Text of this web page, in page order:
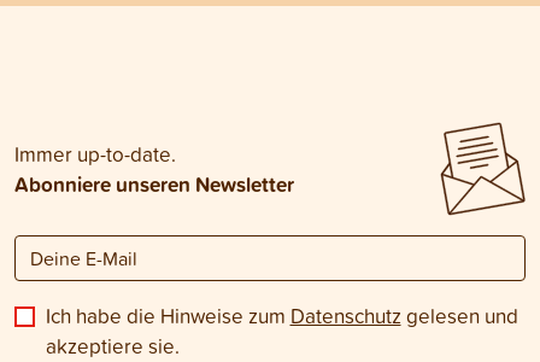
Immer up-to-date.
Abonniere unseren Newsletter
Ich habe die Hinweise zum Datenschutz gelesen und
akzeptiere sie.